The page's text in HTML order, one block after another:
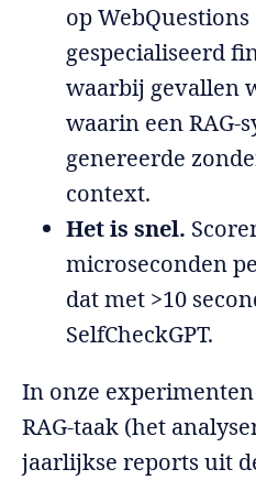
op
gespecialiseerd
waarbij gevallen
waarin een RAG-
genereerde
context.
Het is snel.
microseconden
dat met >10
SelfCheckGPT.
In onze
RAG-taak (het
jaarlijkse reports uit